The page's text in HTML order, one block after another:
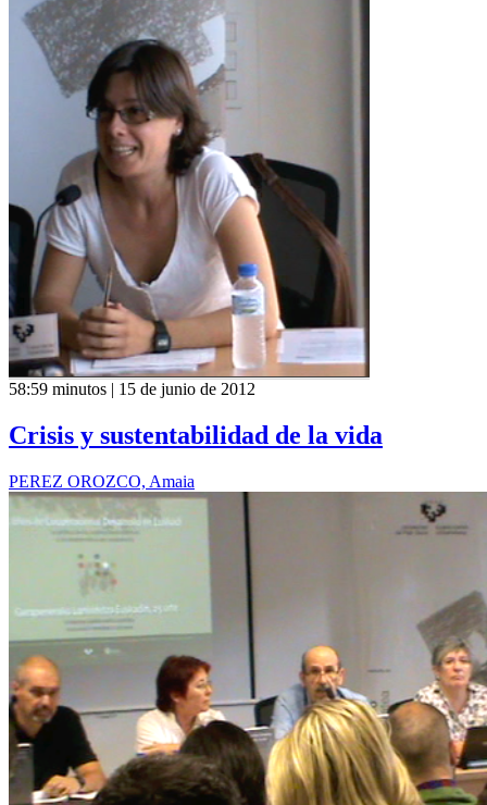
58:59 minutos | 15 de junio de 2012
Crisis y sustentabilidad de la vida
PEREZ OROZCO, Amaia